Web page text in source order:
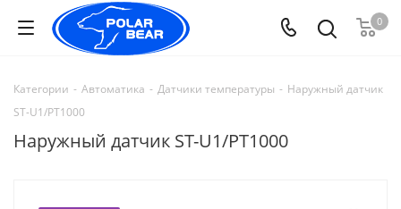
0
Категории - Автоматика - Датчики температуры - Наружный датчик
ST-U1/PT1000
Наружный датчик ST-U1/PT1000